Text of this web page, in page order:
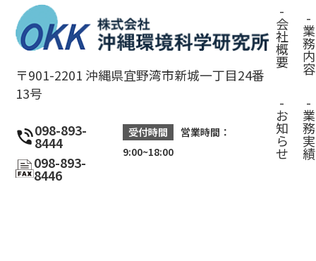
〒901-2201 沖縄県宜野湾市新城一丁目24番
13号
098-893-
8444
098-893-
8446
受付時間
営業時間：
9:00~18:00
-
会
社
概
要
-
業
務
内
容
-
お
知
ら
せ
-
業
務
実
績